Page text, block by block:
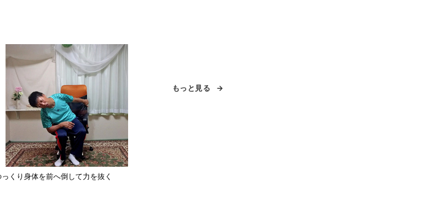
っくり身体を前へ倒して力を抜く
もっと見る